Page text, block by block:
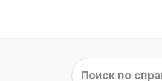
Поиск
по